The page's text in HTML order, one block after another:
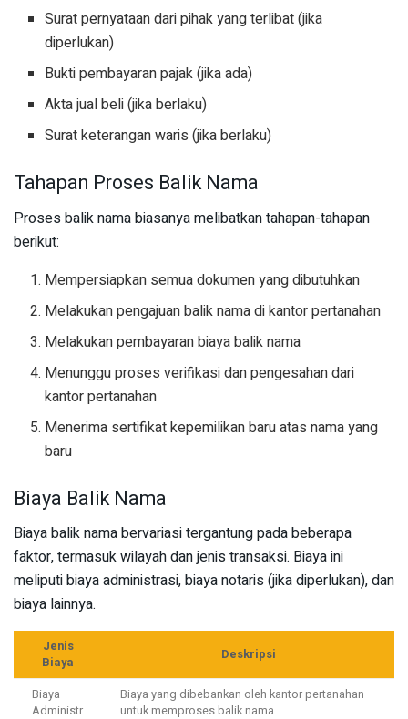
Surat pernyataan dari pihak yang terlibat (jika
diperlukan)
Bukti pembayaran pajak (jika ada)
Akta jual beli (jika berlaku)
Surat keterangan waris (jika berlaku)
Tahapan Proses Balik Nama
Proses balik nama biasanya melibatkan tahapan-tahapan
berikut:
Mempersiapkan semua dokumen yang dibutuhkan
Melakukan pengajuan balik nama di kantor pertanahan
Melakukan pembayaran biaya balik nama
Menunggu proses verifikasi dan pengesahan dari
kantor pertanahan
Menerima sertifikat kepemilikan baru atas nama yang
baru
Biaya Balik Nama
Biaya balik nama bervariasi tergantung pada beberapa
faktor, termasuk wilayah dan jenis transaksi. Biaya ini
meliputi biaya administrasi, biaya notaris (jika diperlukan), dan
biaya lainnya.
Jenis
Biaya
Deskripsi
Biaya
Administr
Biaya yang dibebankan oleh kantor pertanahan
untuk memproses balik nama.